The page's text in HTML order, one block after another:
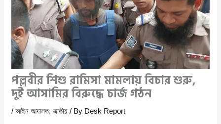
পল্লবীর শিশু রামিসা মামলায় বিচার শুরু,
দুই আসামির বিরুদ্ধে চার্জ গঠন
/আইন আদালত,জাতীয় / By Desk Report